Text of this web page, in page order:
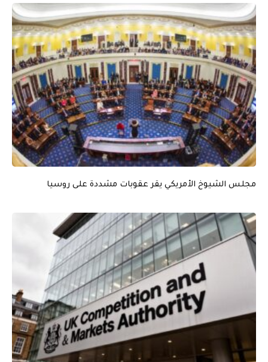
مجلس الشيوخ الأمريكي يقر عقوبات مشددة على روسيا